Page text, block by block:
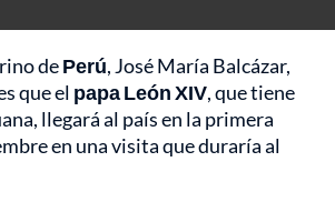
dePerú, José María Balcázar,
que el papa León XIV, que tiene
llegará al país en la primera
en una visita que duraría al